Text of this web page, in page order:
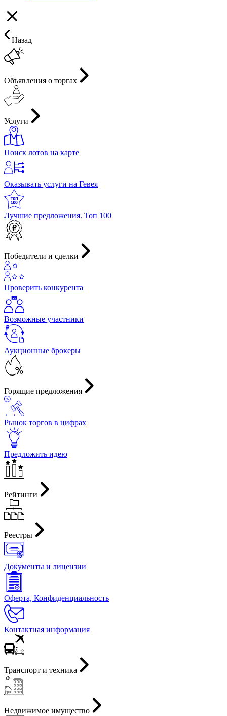
Назад
Объявления о торгах
Услуги
Поиск лотов на карте
Оказывать услуги на Гевея
Лучшие предложения. Топ 100
Победители и сделки
Проверить конкурента
Возможные участники
Аукционные брокеры
Горящие предложения
Рынок торгов в цифрах
Предложить идею
Рейтинги
Реестры
Документы и лицензии
Оферта, Конфиденциальность
Контактная информация
Транспорт и техника
Недвижимое имущество